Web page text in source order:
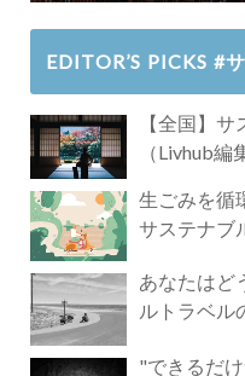
EDITOR’S PICKS #
【全国】
（Livhub編
生ごみを循
サステナブ
あなたはどう旅する
ルトラベル
"できるだ